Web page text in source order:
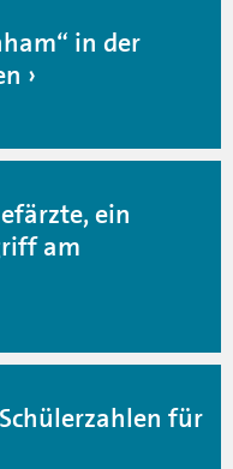
in der
ein
am
für